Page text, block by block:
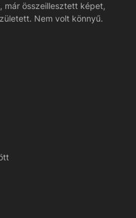
már összeillesztett képet,
Nem volt könnyű.